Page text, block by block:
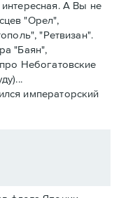
А Вы не
"Орел",
"Ретвизан".
"Баян",
Небогатовские
императорский